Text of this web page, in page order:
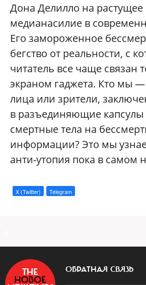
Дона Делилло на растущее
медианасилие в
Его замороженное
бегство от реальности, с
читатель все чаще связан
экраном гаджета. Кто мы
лица или зрители,
в разъединяющие
смертные тела на
информации? Это мы
анти-утопия пока в самом
X (Twitter) Telegram
ОБРАТНАЯ СВЯЗЬ